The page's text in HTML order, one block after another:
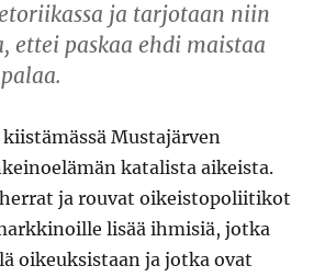
ja tarjotaan niin
ettei paskaa ehdi maistaa
Mustajärven
katalista aikeista.
ja rouvat oikeistopoliitikot
lisää ihmisiä, jotka
oikeuksistaan ja jotka ovat